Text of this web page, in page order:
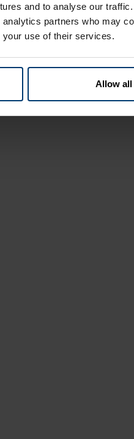
and to analyse our
partners who may
your use of their services.
Allow all